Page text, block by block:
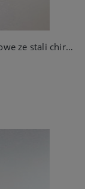
Kolczyki złote małe wkrętki cc luksusowe ze stali chirurgicznej